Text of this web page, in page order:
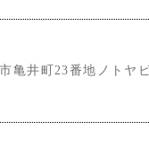
亀井町23番地ノトヤ